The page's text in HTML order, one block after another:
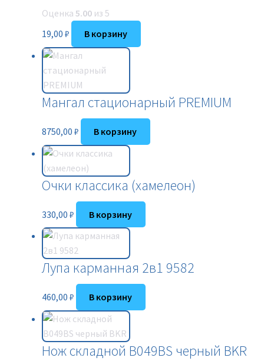
Оценка 5.00из 5
19,00 ₽ В корзину
Мангал стационарный PREMIUM
8750,00 ₽ В корзину
Очки классика (хамелеон)
330,00 ₽ В корзину
Лупа карманная 2в1 9582
460,00 ₽ В корзину
Нож складной B049BS черный BKR